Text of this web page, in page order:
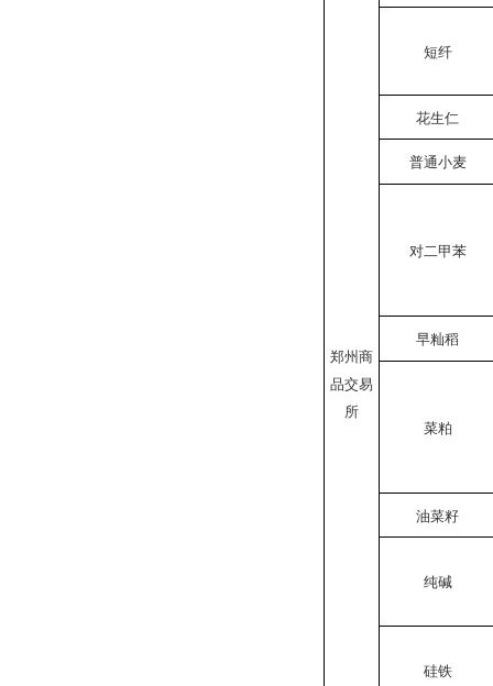
郑州商
品交易
所
短纤
花生仁
普通小麦
对二甲苯
早籼稻
菜粕
油菜籽
纯碱
硅铁